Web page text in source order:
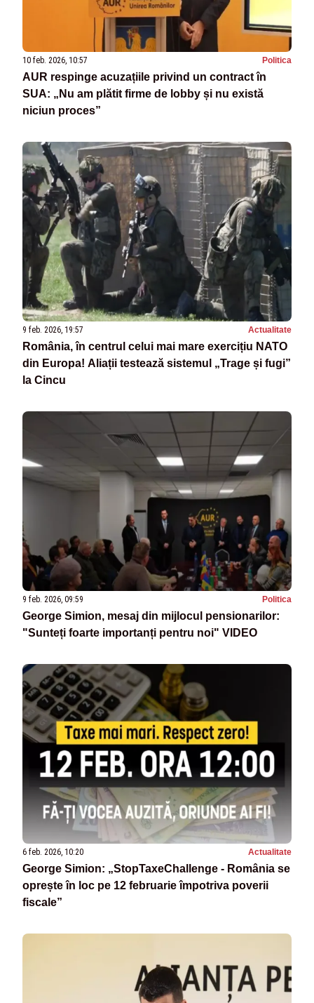
10 feb. 2026, 10:57 Politica
AUR respinge acuzațiile privind un contract în
SUA: „Nu am plătit firme de lobby și nu există
niciun proces”
9 feb. 2026, 19:57 Actualitate
România, în centrul celui mai mare exercițiu NATO
din Europa! Aliații testează sistemul „Trage și fugi”
la Cincu
9 feb. 2026, 09:59 Politica
George Simion, mesaj din mijlocul pensionarilor:
"Sunteți foarte importanți pentru noi" VIDEO
6 feb. 2026, 10:20 Actualitate
George Simion: „StopTaxeChallenge - România se
oprește în loc pe 12 februarie împotriva poverii
fiscale”